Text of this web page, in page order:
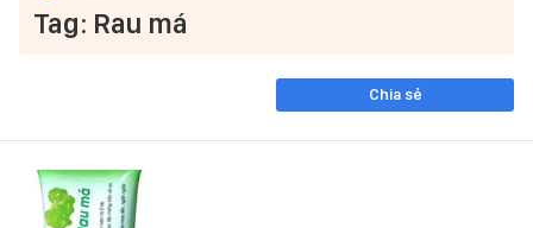
Tag: Rau má
Chia sẻ